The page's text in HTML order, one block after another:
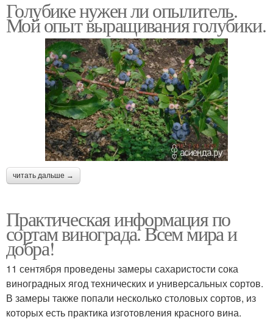
Голубике нужен ли опылитель.
Мой опыт выращивания голубики.
читать дальше →
Практическая информация по
сортам винограда. Всем мира и
добра!
11 сентября проведены замеры сахаристости сока
виноградных ягод технических и универсальных сортов.
В замеры также попали несколько столовых сортов, из
которых есть практика изготовления красного вина.